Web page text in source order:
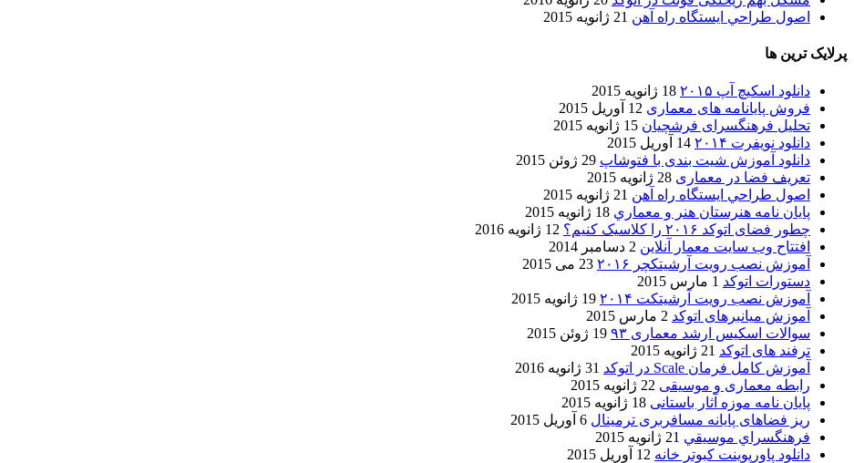
اصول طراحي ایستگاه راه آهن 21 ژانویه 2015
پرلایک ترین ها
دانلود اسکیچ آپ ۲۰۱۵
18 ژانویه 2015
فروش پایانامه های معماری 12 آوریل 2015
تحلیل فرهنگسرای فرشچیان 15 ژانویه 2015
دانلود نویفرت ۲۰۱۴
14 آوریل 2015
دانلود آموزش شیت بندی با فتوشاپ 29 ژوئن 2015
تعریف فضا در معماری 28 ژانویه 2015
اصول طراحي ایستگاه راه آهن 21 ژانویه 2015
پایان نامه هنرستان هنر و معماري 18 ژانویه 2015
چطور فضای اتوکد ۲۰۱۶ را کلاسیک کنیم؟
12 ژانویه 2016
افتتاح وب سایت معمار آنلاین 2 دسامبر 2014
آموزش نصب رویت آرشیتکچر ۲۰۱۶
23 می 2015
دستورات اتوکد 1 مارس 2015
آموزش نصب رویت آرشیتکت ۲۰۱۴
19 ژانویه 2015
آموزش میانبرهای اتوکد 2 مارس 2015
سوالات اسکیس ارشد معماری ۹۳
19 ژوئن 2015
ترفند های اتوکد 21 ژانویه 2015
آموزش کامل فرمان Scale در اتوکد
31 ژانویه 2016
رابطه معماری و موسیقی 22 ژانویه 2015
پایان نامه موزه آثار باستانی 18 ژانویه 2015
ریز فضاهای پایانه مسافربری ترمینال 6 آوریل 2015
فرهنگسراي موسيقي 21 ژانویه 2015
دانلود پاورپوینت کبوتر خانه 12 آوریل 2015